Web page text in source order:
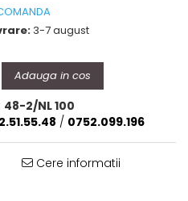
3-7 august
Adauga in cos
48-2/NL 100
/ 0752.099.196
Cere informatii